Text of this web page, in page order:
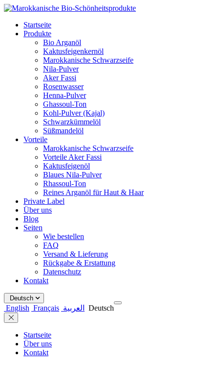
Startseite
Produkte
Bio Arganöl
Kaktusfeigenkernöl
Marokkanische Schwarzseife
Nila-Pulver
Aker Fassi
Rosenwasser
Henna-Pulver
Ghassoul-Ton
Kohl-Pulver (Kajal)
Schwarzkümmelöl
Süßmandelöl
Vorteile
Marokkanische Schwarzseife
Vorteile Aker Fassi
Kaktusfeigenöl
Blaues Nila-Pulver
Rhassoul-Ton
Reines Arganöl für Haut & Haar
Private Label
Über uns
Blog
Seiten
Wie bestellen
FAQ
Versand & Lieferung
Rückgabe & Erstattung
Datenschutz
Kontakt
Deutsch
English Français العربية Deutsch
Startseite
Über uns
Kontakt